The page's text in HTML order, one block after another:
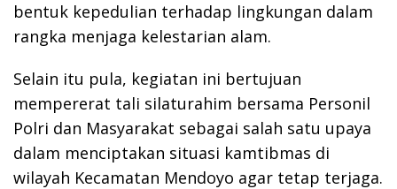
bentuk kepedulian terhadap lingkungan dalam
rangka menjaga kelestarian alam.
Selain itu pula, kegiatan ini bertujuan
mempererat tali silaturahim bersama Personil
Polri dan Masyarakat sebagai salah satu upaya
dalam menciptakan situasi kamtibmas di
wilayah Kecamatan Mendoyo agar tetap terjaga.